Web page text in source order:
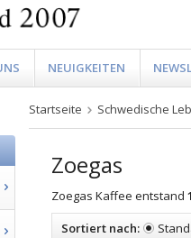
NEUIGKEITEN
Startseite Schwedische
Zoegas
Zoegas Kaffee entstand
Sortiert nach: